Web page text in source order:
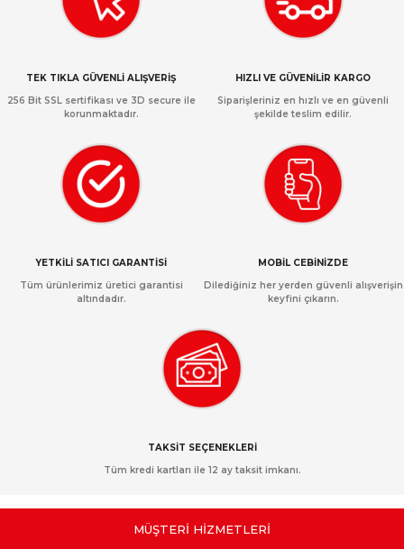
TEK TIKLA GÜVENLİ ALIŞVERİŞ
256 Bit SSL sertifikası ve 3D secure ile
korunmaktadır.
HIZLI VE GÜVENİLİR KARGO
Siparişleriniz en hızlı ve en güvenli
şekilde teslim edilir.
YETKİLİ SATICI GARANTİSİ
Tüm ürünlerimiz üretici garantisi
altındadır.
MOBİL CEBİNİZDE
Dilediğiniz her yerden güvenli alışverişin
keyfini çıkarın.
TAKSİT SEÇENEKLERİ
Tüm kredi kartları ile 12 ay taksit imkanı.
MÜŞTERİ HİZMETLERİ